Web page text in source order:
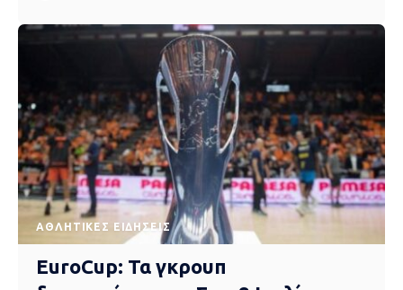
ΑΘΛΗΤΙΚΈΣ ΕΙΔΉΣΕΙΣ
EuroCup: Τα γκρουπ